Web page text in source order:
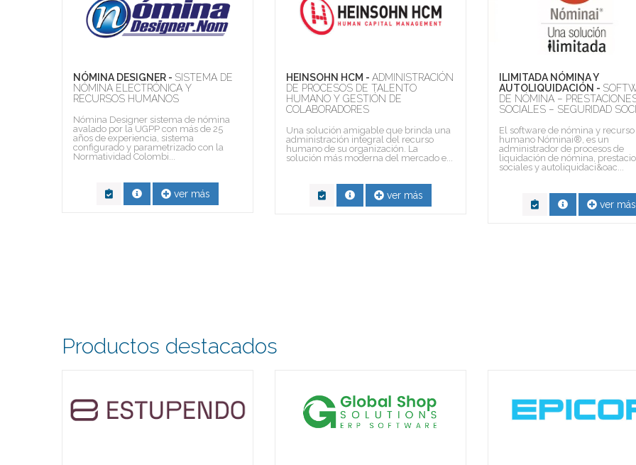
NÓMINA DESIGNER - SISTEMA DE
NÓMINA ELECTRÓNICA Y
RECURSOS HUMANOS
Nómina Designer sistema de nómina
avalado por la UGPP con más de 25
años de experiencia, sistema
configurado y parametrizado con la
Normatividad Colombi...
ver más
HEINSOHN HCM - ADMINISTRACIÓN
DE PROCESOS DE TALENTO
HUMANO Y GESTIÓN DE
COLABORADORES
Una solución amigable que brinda una
administración integral del recurso
humano de su organización. La
solución más moderna del mercado e...
ver más
ILIMITADA NÓMINA Y
AUTOLIQUIDACIÓN -
DE NÓMINA –
SOCIALES – SEGURIDAD
El software de nómina y recurso
humano Nóminai®, es un
administrador de procesos de
liquidación de nómina,
sociales y autoliquidaci&oac...
ver más
Productos destacados